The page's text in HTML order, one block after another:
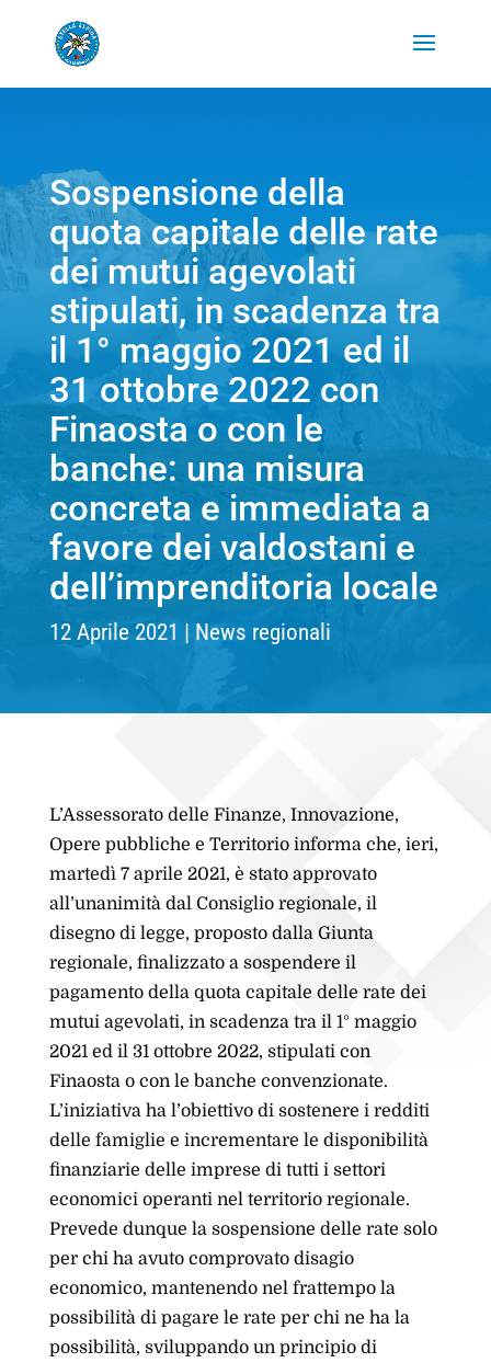
Sospensione della
quota capitale delle rate
dei mutui agevolati
stipulati, in scadenza tra
il 1° maggio 2021 ed il
31 ottobre 2022 con
Finaosta o con le
banche: una misura
concreta e immediata a
favore dei valdostani e
dell’imprenditoria locale
12 Aprile 2021 News regionali
L’Assessorato delle Finanze, Innovazione,
Opere pubbliche e Territorio informa che, ieri,
martedì 7 aprile 2021, è stato approvato
all’unanimità dal Consiglio regionale, il
disegno di legge, proposto dalla Giunta
regionale, finalizzato a sospendere il
pagamento della quota capitale delle rate dei
mutui agevolati, in scadenza tra il 1° maggio
2021 ed il 31 ottobre 2022, stipulati con
Finaosta o con le banche convenzionate.
L’iniziativa ha l’obiettivo di sostenere i redditi
delle famiglie e incrementare le disponibilità
finanziarie delle imprese di tutti i settori
economici operanti nel territorio regionale.
Prevede dunque la sospensione delle rate solo
per chi ha avuto comprovato disagio
economico, mantenendo nel frattempo la
possibilità di pagare le rate per chi ne ha la
possibilità, sviluppando un principio di